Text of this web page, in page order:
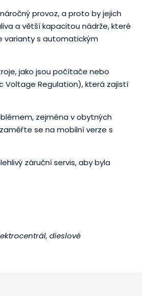
provoz, a proto by jejich
a větší kapacitou nádrže, které
varianty s automatickým
jako jsou počítače nebo
Voltage Regulation), která zajistí
zejména v obytných
se na mobilní verze s
záruční servis, aby byla
dieslové